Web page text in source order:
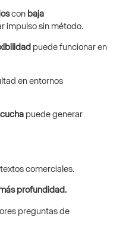
con baja
impulso sin método.
puede funcionar en
en entornos
puede generar
comerciales.
profundidad.
preguntas de